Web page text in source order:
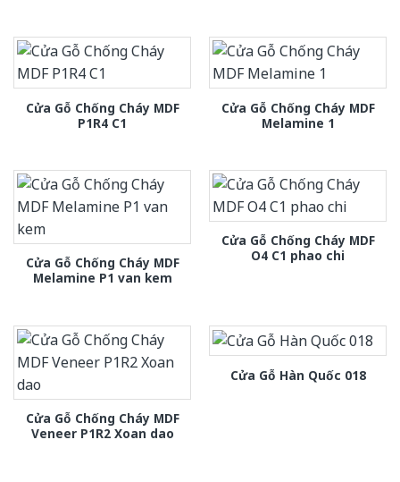
Cửa Gỗ Chống Cháy MDF
P1R4 C1
Cửa Gỗ Chống Cháy MDF
Melamine 1
Cửa Gỗ Chống Cháy MDF
Melamine P1 van kem
Cửa Gỗ Chống Cháy MDF
O4 C1 phao chi
Cửa Gỗ Chống Cháy MDF
Veneer P1R2 Xoan dao
Cửa Gỗ Hàn Quốc 018